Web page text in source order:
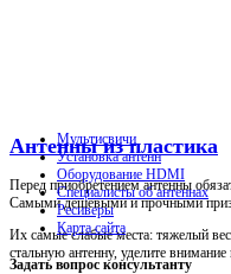
Антенны из пластика
Перед приобретением антенны
Самыми дешевыми и прочными
Их самые слабые места: тяжелый
стальную антенну, уделите
Мультисвичи
Установка антенн
Оборудование HDMI
Специалисты об антеннах
Ресиверы
Карта сайта
Задать вопрос консультанту